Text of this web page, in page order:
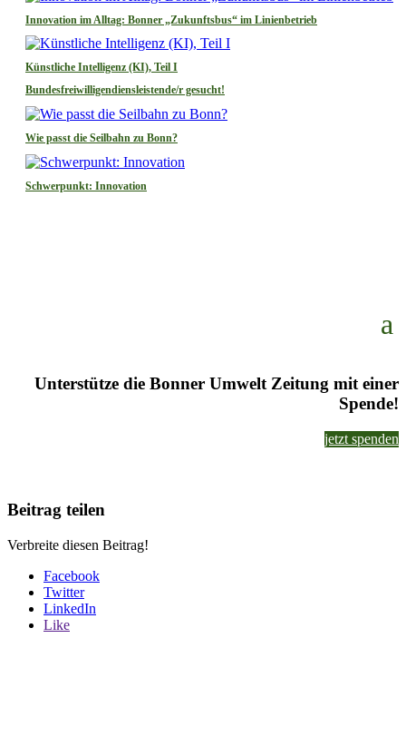
Innovation im Alltag: Bonner „Zukunftsbus“ im Linienbetrieb
Künstliche Intelligenz (KI), Teil I
Bundesfreiwilligendiensleistende/r gesucht!
Wie passt die Seilbahn zu Bonn?
Schwerpunkt: Innovation
Unterstütze die Bonner Umwelt Zeitung mit einer
Spende!
jetzt spenden
Beitrag teilen
Verbreite diesen Beitrag!
Facebook
Twitter
LinkedIn
Like